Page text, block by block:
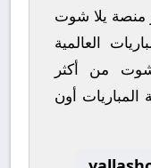
منصة يلا شوت
العالمية
من أكثر
المباريات أون